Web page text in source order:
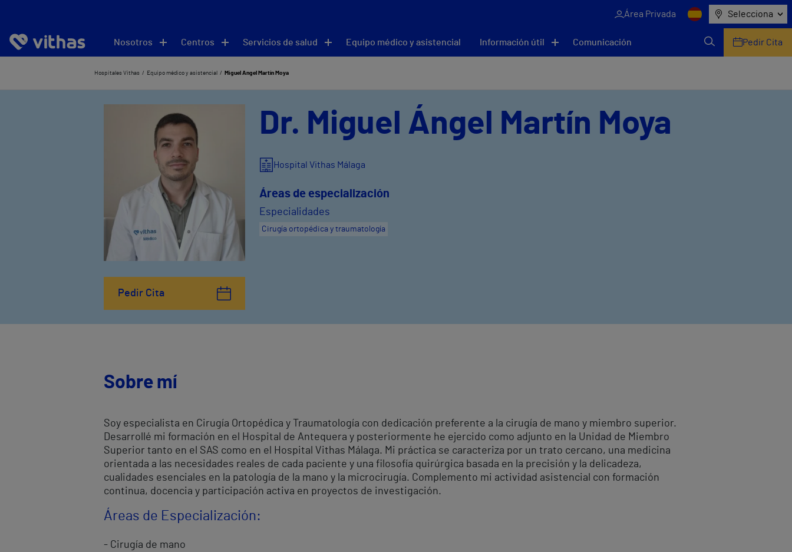
Área Privada Selecciona
Nosotros Centros Servicios de salud Equipo médico y asistencial Información útil Comunicación Pedir Cita
Hospitales Vithas Equipo médico y asistencial Miguel Ángel Martín Moya
Pedir Cita
Dr. Miguel Ángel Martín Moya
Hospital Vithas Málaga
Áreas de especialización
Especialidades
Cirugía ortopédica y traumatología
Sobre mí
Soy especialista en Cirugía Ortopédica y Traumatología con dedicación preferente a la cirugía de mano y miembro superior.
Desarrollé mi formación en el Hospital de Antequera y posteriormente he ejercido como adjunto en la Unidad de Miembro
Superior tanto en el SAS como en el Hospital Vithas Málaga. Mi práctica se caracteriza por un trato cercano, una medicina
orientada a las necesidades reales de cada paciente y una filosofía quirúrgica basada en la precisión y la delicadeza,
cualidades esenciales en la patología de la mano y la microcirugía. Complemento mi actividad asistencial con formación
continua, docencia y participación activa en proyectos de investigación.
Áreas de Especialización:
- Cirugía de mano